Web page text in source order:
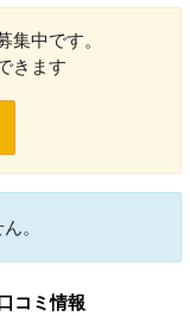
集中です。
きます
。
コミ情報